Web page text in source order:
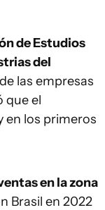
de Estudios
del
las empresas
que el
en los primeros
en la zona
Brasil en 2022